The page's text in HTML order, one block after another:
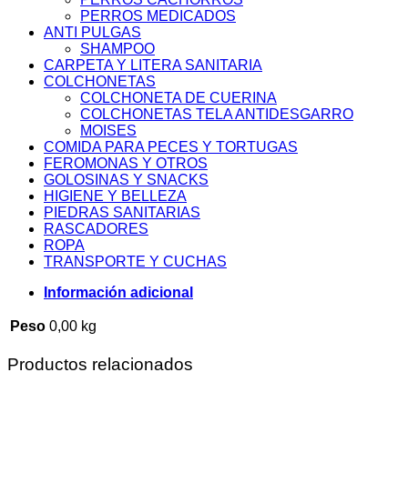
PERROS MEDICADOS
ANTI PULGAS
SHAMPOO
CARPETA Y LITERA SANITARIA
COLCHONETAS
COLCHONETA DE CUERINA
COLCHONETAS TELA ANTIDESGARRO
MOISES
COMIDA PARA PECES Y TORTUGAS
FEROMONAS Y OTROS
GOLOSINAS Y SNACKS
HIGIENE Y BELLEZA
PIEDRAS SANITARIAS
RASCADORES
ROPA
TRANSPORTE Y CUCHAS
Información adicional
Peso 0,00 kg
Productos relacionados